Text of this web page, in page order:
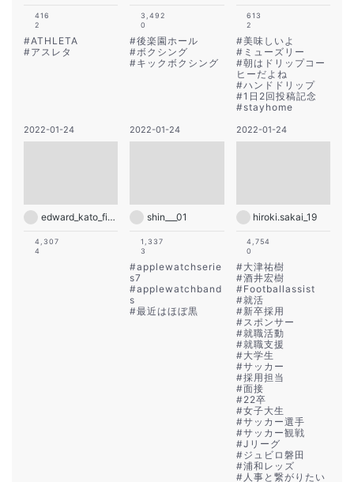
416
2
#ATHLETA
#アスレタ
3,492
0
#後楽園ホール
#ボクシング
#キックボクシング
613
2
#美味しいよ
# ミューズリー
#朝はドリップコー
ヒーだよね
#ハンドドリップ
#1日2回投稿記念
#stayhome
2022-01-24
edward_kato_fitness_jp
4,307
4
2022-01-24
shin___01
1,337
3
#applewatchserie
s7
#applewatchband
s
#最近はほぼ黒
2022-01-24
hiroki.sakai_19
4,754
0
#大津祐樹
#酒井宏樹
#Footballassist
#就活
#新卒採用
#スポンサー
#就職活動
#就職支援
#大学生
#サッカー
#採用担当
#面接
#22卒
#女子大生
#サッカー選手
#サッカー観戦
#Jリーグ
#ジュビロ磐田
#浦和レッズ
# 人事と繋がりたい